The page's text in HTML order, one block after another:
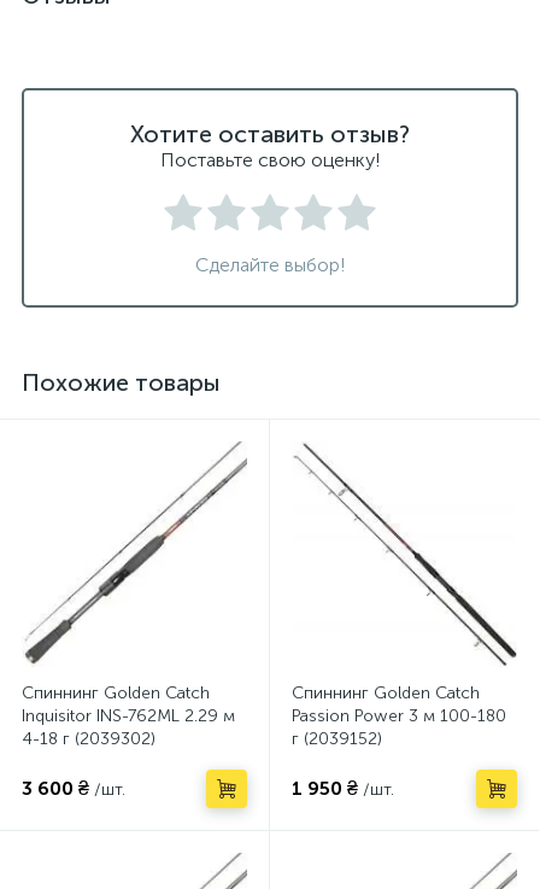
Хотите оставить отзыв?
Поставьте свою оценку!
Сделайте выбор!
Похожие товары
Спиннинг Golden Catch
Inquisitor INS-762ML 2.29 м
4-18 г (2039302)
3 600 ₴ /шт.
Спиннинг Golden Catch
Passion Power 3 м 100-180
г (2039152)
1 950 ₴ /шт.